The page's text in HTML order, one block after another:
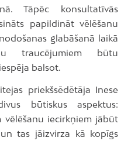
Tāpēc konsultatīvās
papildināt vēlēšanu
glabāšanā laikā
traucējumiem būtu
balsot.
priekšsēdētāja Inese
būtiskus aspektus:
vēlēšanu iecirkņiem jābūt
tas jāizvirza kā kopīgs